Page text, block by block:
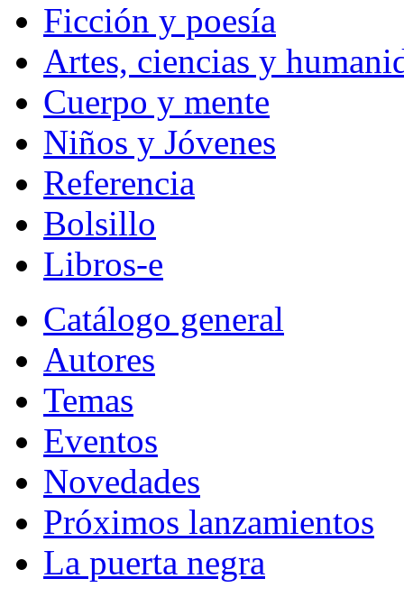
Ficción y poesía
Artes, ciencias y
Cuerpo y mente
Niños y Jóvenes
Referencia
Bolsillo
Libros-e
Catálogo general
Autores
Temas
Eventos
Novedades
Próximos lanzamientos
La puerta negra